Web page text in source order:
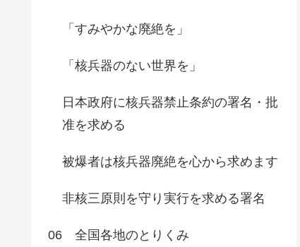
「すみやかな廃絶を」
「核兵器のない世界を」
日本政府に核兵器禁止条約の署名・批
准を求める
被爆者は核兵器廃絶を心から求めます
非核三原則を守り実行を求める署名
06 全国各地のとりくみ